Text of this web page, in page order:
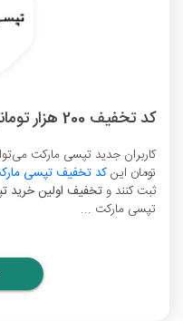
کد تخفیف 200 هزار تومانی اولین خرید تپسی مارکت
تومان اینکد تخفیف تپسی
ثبت کنند و تخفیف اولین خرید
تپسی مارکت ...